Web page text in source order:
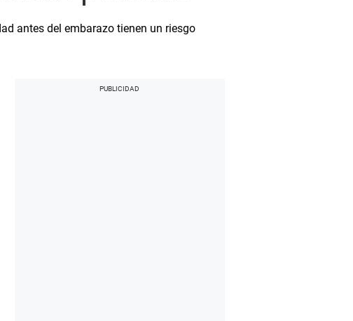
antes del embarazo tienen un riesgo